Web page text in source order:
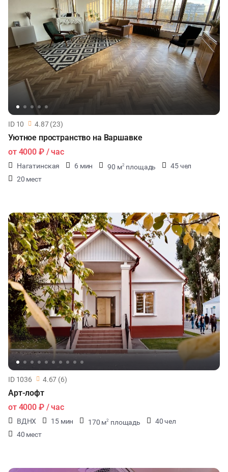
ID 10 4.87 (23)
Уютное пространство на Варшавке
от 4000 ₽/ час
Нагатинская 6 мин 90 м2 площадь
45 чел
20 мест
ID 1036 4.67 (6)
Арт-лофт
от 4000 ₽/ час
ВДНХ 15 мин 170 м2 площадь
40 чел
40 мест